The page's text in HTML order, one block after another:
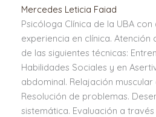
Mercedes Leticia Faiad
Psicóloga Clínica de la UBA con
experiencia en clínica. Atención
de las siguientes técnicas:
Habilidades Sociales y en
abdominal. Relajación
Resolución de problemas.
sistemática. Evaluación a